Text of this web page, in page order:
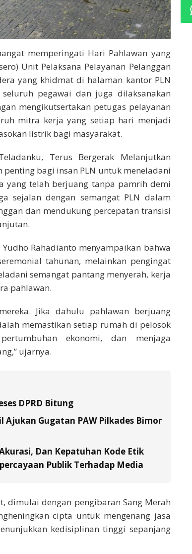
memperingati Hari Pahlawan yang
Unit Pelaksana Pelayanan Pelanggan
yang khidmat di halaman kantor PLN
pegawai dan juga dilaksanakan
mengikutsertakan petugas pelayanan
mitra kerja yang setiap hari menjadi
listrik bagi masyarakat.
Terus Bergerak Melanjutkan
bagi insan PLN untuk meneladani
yang telah berjuang tanpa pamrih demi
sejalan dengan semangat PLN dalam
dan mendukung percepatan transisi
Rahadianto menyampaikan bahwa
tahunan, melainkan pengingat
semangat pantang menyerah, kerja
pahlawan.
Jika dahulu pahlawan berjuang
memastikan setiap rumah di pelosok
ekonomi, dan menjaga
ujarnya.
DPRD Bitung
Gugatan PAW Pilkades Bimor
Dan Kepatuhan Kode Etik
Publik Terhadap Media
dimulai dengan pengibaran Sang Merah
cipta untuk mengenang jasa
kedisiplinan tinggi sepanjang